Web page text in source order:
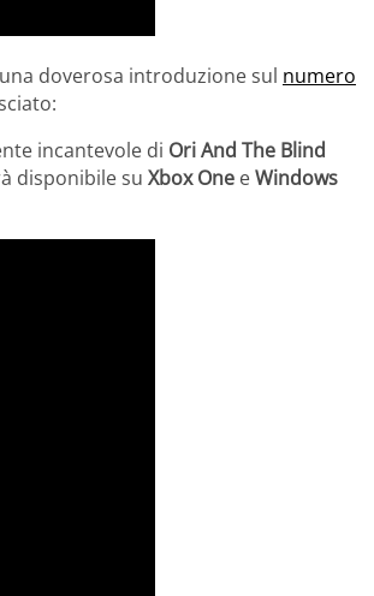
doverosa introduzione sul numero
incantevole di Ori And The Blind
disponibile su Xbox One eWindows